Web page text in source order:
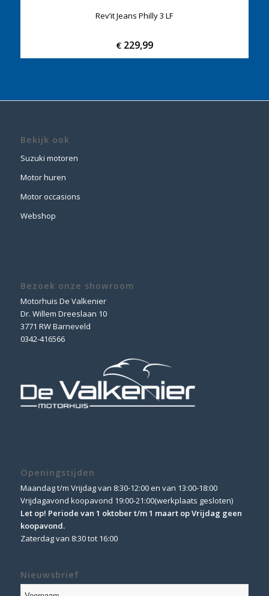
Rev’it Jeans Philly 3 LF
€229,99
Bekijk ook
Suzuki motoren
Motor huren
Motor occasions
Webshop
Bezoek onze showroom
Motorhuis De Valkenier
Dr. Willem Dreeslaan 10
3771 RW Barneveld
0342-416566
Openingstijden
Maandag t/m Vrijdag van 8:30-12:00 en van 13:00-18:00
Vrijdagavond koopavond 19:00-21:00(werkplaats gesloten)
Let op! Periode van 1 oktober t/m 1 maart op Vrijdag geen
koopavond.
Zaterdag van 8:30 tot 16:00
Nieuwsbrief